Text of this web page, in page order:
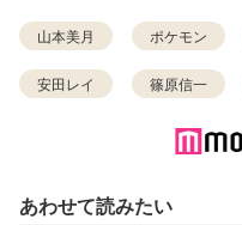
山本美月 ポケモン
安田レイ 篠原信一
あわせて読みたい